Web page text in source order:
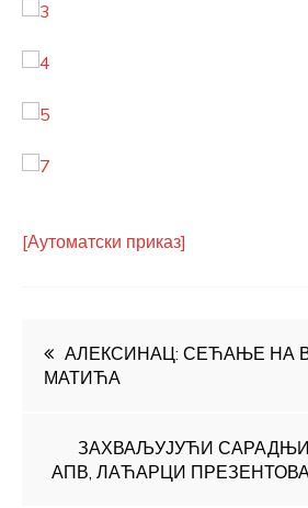
[Аутоматски приказ]
Кретање
чланка
АЛЕКСИНАЦ: СЕЋАЊЕ НА
МАТИЋА
ЗАХВАЉУЈУЋИ
АПВ, ЛАЋАРЦИ